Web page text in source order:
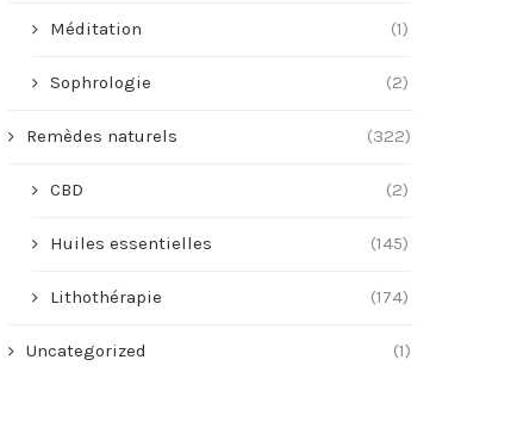
Méditation (1)
Sophrologie (2)
Remèdes naturels (322)
CBD (2)
Huiles essentielles (145)
Lithothérapie (174)
Uncategorized (1)